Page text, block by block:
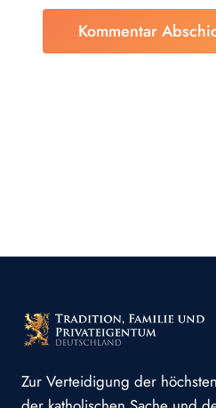
Zur Verteidigung der